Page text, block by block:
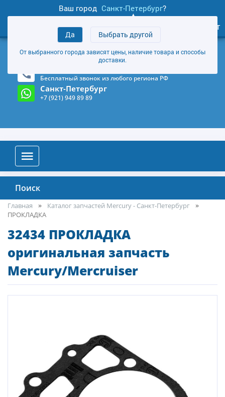
Ваш город Санкт-Петербург?
Да Выбрать другой
От выбранного города зависят цены, наличие товара и способы
доставки.
товаров
Личный кабинет
+7 (921) 949 89 89
Магазин и склад в Санкт-Петербурге (Карта)
Бесплатный звонок из любого региона РФ
Санкт-Петербург
+7 (921) 949 89 89
Поиск
Главная
Каталог запчастей Mercury - Санкт-Петербург
ПРОКЛАДКА
32434 ПРОКЛАДКА
оригинальная запчасть
Mercury/Mercruiser